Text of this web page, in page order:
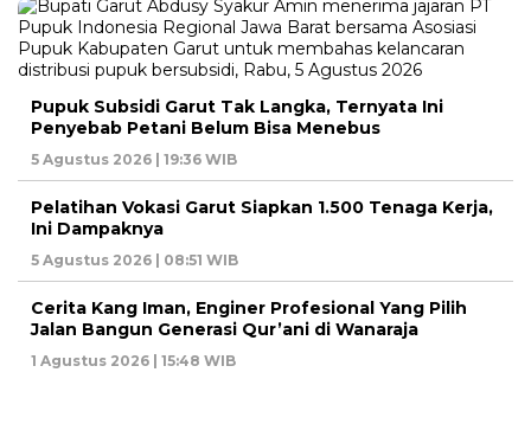
Pupuk Subsidi Garut Tak Langka, Ternyata Ini
Penyebab Petani Belum Bisa Menebus
5 Agustus 2026 | 19:36 WIB
Pelatihan Vokasi Garut Siapkan 1.500 Tenaga Kerja,
Ini Dampaknya
5 Agustus 2026 | 08:51 WIB
Cerita Kang Iman, Enginer Profesional Yang Pilih
Jalan Bangun Generasi Qur’ani di Wanaraja
1 Agustus 2026 | 15:48 WIB